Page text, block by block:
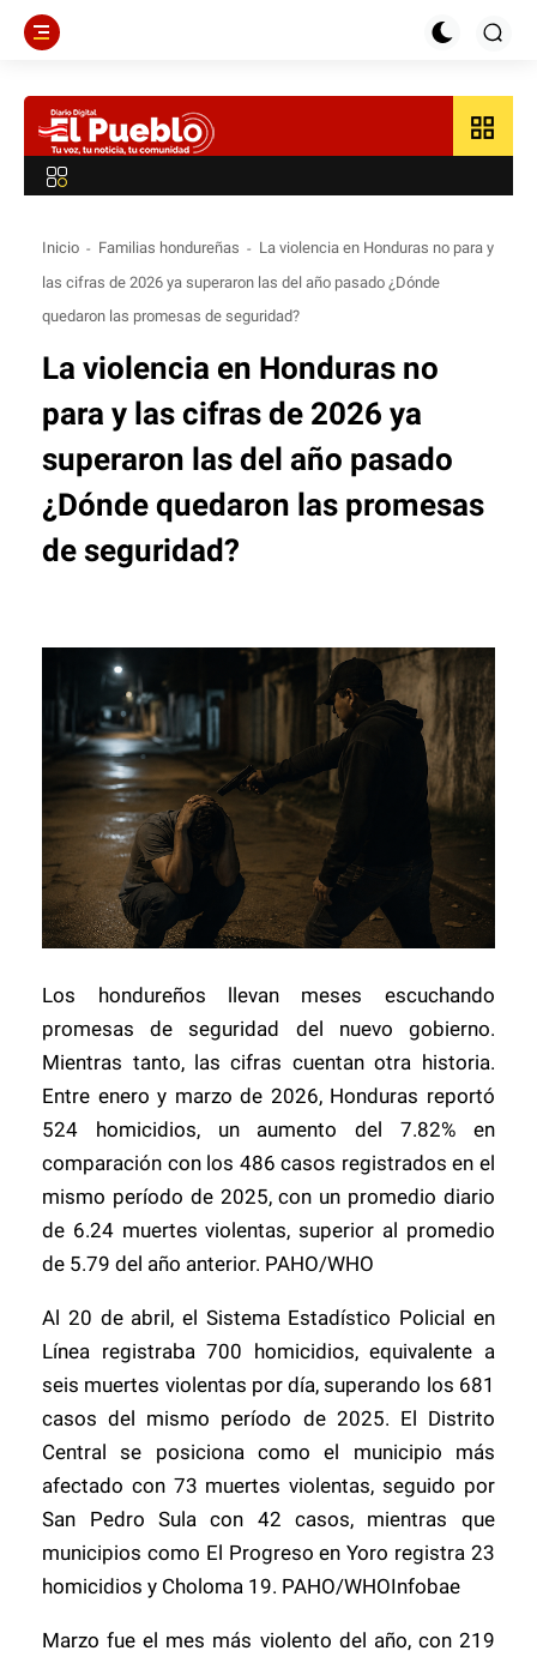
grid_view
Inicio Familias hondureñas
La violencia en Honduras no para y
las cifras de 2026 ya superaron las del año pasado ¿Dónde
quedaron las promesas de seguridad?
La violencia en Honduras no
para y las cifras de 2026 ya
superaron las del año pasado
¿Dónde quedaron las promesas
de seguridad?
Los hondureños llevan meses escuchando
promesas de seguridad del nuevo gobierno.
Mientras tanto, las cifras cuentan otra historia.
Entre enero y marzo de 2026, Honduras reportó
524 homicidios, un aumento del 7.82% en
comparación con los 486 casos registrados en el
mismo período de 2025, con un promedio diario
de 6.24 muertes violentas, superior al promedio
de 5.79 del año anterior. PAHO/WHO
Al 20 de abril, el Sistema Estadístico Policial en
Línea registraba 700 homicidios, equivalente a
seis muertes violentas por día, superando los 681
casos del mismo período de 2025. El Distrito
Central se posiciona como el municipio más
afectado con 73 muertes violentas, seguido por
San Pedro Sula con 42 casos, mientras que
municipios como El Progreso en Yoro registra 23
homicidios y Choloma 19. PAHO/WHOInfobae
Marzo fue el mes más violento del año, con 219